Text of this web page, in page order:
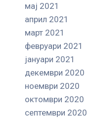
мај 2021
април 2021
март 2021
февруари 2021
јануари 2021
декември 2020
ноември 2020
октомври 2020
септември 2020